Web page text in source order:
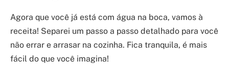
Agora que você já está com água na boca, vamos à
receita! Separei um passo a passo detalhado para você
não errar e arrasar na cozinha. Fica tranquila, é mais
fácil do que você imagina!